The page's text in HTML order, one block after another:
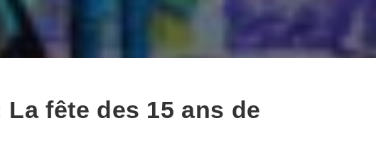
La fête des 15 ans de